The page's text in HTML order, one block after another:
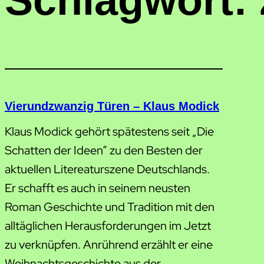
Vierundzwanzig Türen – Klaus Modick
Klaus Modick gehört spätestens seit „Die
Schatten der Ideen“ zu den Besten der
aktuellen Litereaturszene Deutschlands.
Er schafft es auch in seinem neusten
Roman Geschichte und Tradition mit den
alltäglichen Herausforderungen im Jetzt
zu verknüpfen. Anrührend erzählt er eine